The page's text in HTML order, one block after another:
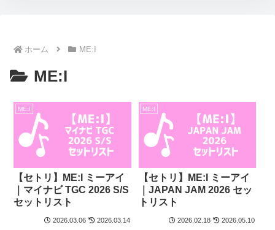
ホーム ME:I
ME:I
ME:I
【セトリ】ME:I ミーアイ
｜マイナビ TGC 2026 S/S
セットリスト
2026.03.06 2026.03.14
ME:I
【セトリ】ME:I ミーアイ
｜JAPAN JAM 2026 セッ
トリスト
2026.02.18 2026.05.10